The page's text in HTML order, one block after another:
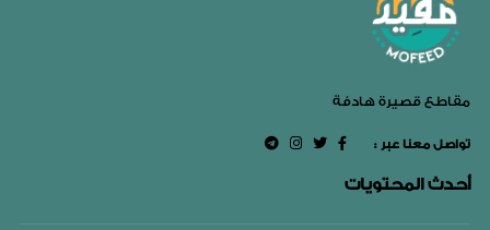
مقاطع قصيرة هادفة
: تواصل معنا عبر
أحدث المحتويات